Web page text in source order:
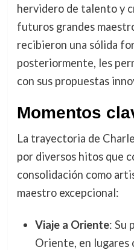
hervidero de talento y
futuros grandes
recibieron una sólida
posteriormente, les
con sus propuestas
Momentos
La trayectoria de
por diversos hitos que
consolidación como
maestro excepcional:
Viaje a Oriente: Su
Oriente, en lugares